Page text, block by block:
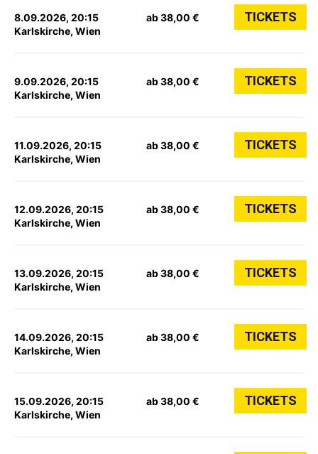
8.09.2026, 20:15
Karlskirche, Wien
ab 38,00 € TICKETS
9.09.2026, 20:15
Karlskirche, Wien
ab 38,00 € TICKETS
11.09.2026, 20:15
Karlskirche, Wien
ab 38,00 € TICKETS
12.09.2026, 20:15
Karlskirche, Wien
ab 38,00 € TICKETS
13.09.2026, 20:15
Karlskirche, Wien
ab 38,00 € TICKETS
14.09.2026, 20:15
Karlskirche, Wien
ab 38,00 € TICKETS
15.09.2026, 20:15
Karlskirche, Wien
ab 38,00 € TICKETS